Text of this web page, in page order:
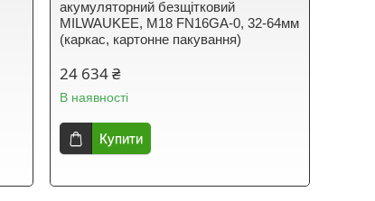
акумуляторний безщітковий
MILWAUKEE, M18 FN16GA-0, 32-64мм
(каркас, картонне пакування)
24 634 ₴
В наявності
Купити